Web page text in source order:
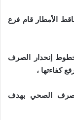
الأمطار قام فرع
إنحدار الصرف
كفاءتها ،
الصحي بهدف